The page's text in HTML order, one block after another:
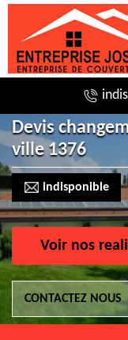
Devis
ville 1376
indisponible
Voir nos
CONTACTEZ NOUS